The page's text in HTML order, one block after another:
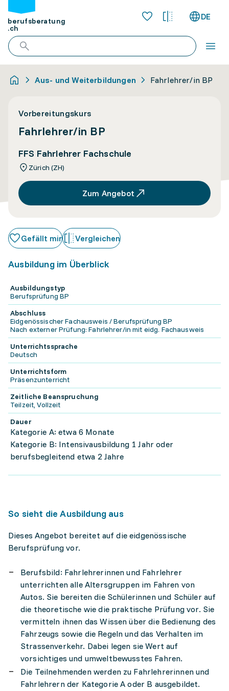
berufsberatung
.ch
DE
Aus- und Weiterbildungen Fahrlehrer/in BP
Vorbereitungskurs
Fahrlehrer/in BP
FFS Fahrlehrer Fachschule
Zürich (ZH)
Zum Angebot
Gefällt mir Vergleichen
Ausbildung im Überblick
Ausbildungstyp
Berufsprüfung BP
Abschluss
Eidgenössischer Fachausweis / Berufsprüfung BP
Nach externer Prüfung: Fahrlehrer/in mit eidg. Fachausweis
Unterrichtssprache
Deutsch
Unterrichtsform
Präsenzunterricht
Zeitliche Beanspruchung
Teilzeit, Vollzeit
Dauer
Kategorie A: etwa 6 Monate
Kategorie B: Intensivausbildung 1 Jahr oder
berufsbegleitend etwa 2 Jahre
So sieht die Ausbildung aus
Dieses Angebot bereitet auf die eidgenössische
Berufsprüfung vor.
Berufsbild: Fahrlehrerinnen und Fahrlehrer
unterrichten alle Altersgruppen im Fahren von
Autos. Sie bereiten die Schülerinnen und Schüler auf
die theoretische wie die praktische Prüfung vor. Sie
vermitteln ihnen das Wissen über die Bedienung des
Fahrzeugs sowie die Regeln und das Verhalten im
Strassenverkehr. Dabei legen sie Wert auf
vorsichtiges und umweltbewusstes Fahren.
Die Teilnehmenden werden zu Fahrlehrerinnen und
Fahrlehrern der Kategorie A oder B ausgebildet.